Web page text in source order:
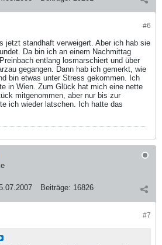
#6
jetzt standhaft verweigert. Aber ich hab sie
Da bin ich an einem Nachmittag
entlang losmarschiert und über
gegangen. Dann hab ich gemerkt, wie
bin etwas unter Stress gekommen. Ich
in Wien. Zum Glück hat mich eine nette
mitgenommen, aber nur bis zur
ich wieder latschen. Ich hatte das
Beiträge: 16826
#7